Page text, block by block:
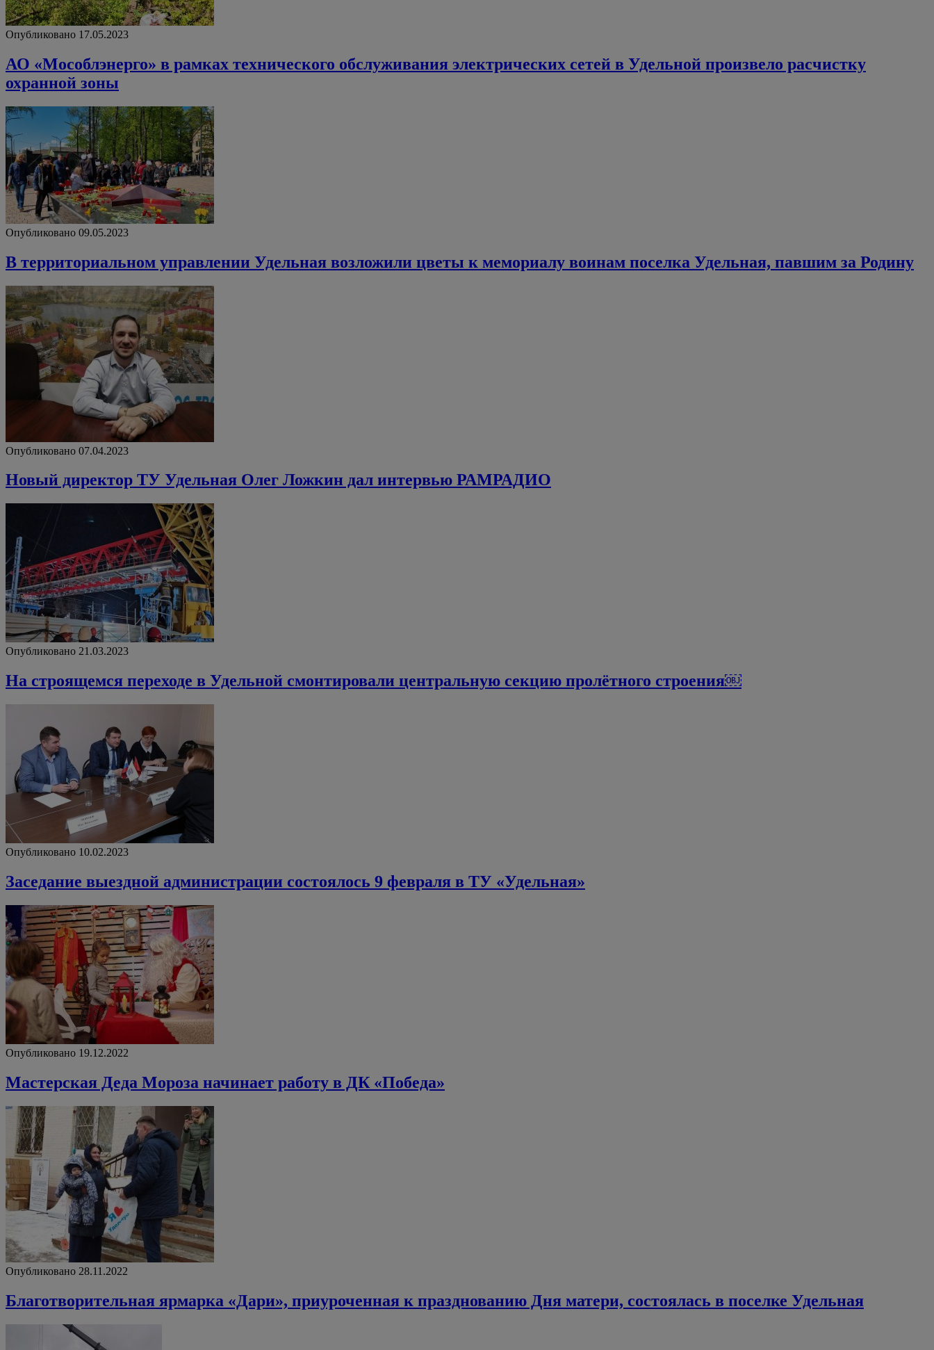
Опубликовано 17.05.2023
АО «Мособлэнерго» в рамках технического обслуживания электрических сетей в Удельной произвело расчистку
охранной зоны
Опубликовано 09.05.2023
В территориальном управлении Удельная возложили цветы к мемориалу воинам поселка Удельная, павшим за Родину
Опубликовано 07.04.2023
Новый директор ТУ Удельная Олег Ложкин дал интервью РАМРАДИО
Опубликовано 21.03.2023
На строящемся переходе в Удельной смонтировали центральную секцию пролётного строения￼
Опубликовано 10.02.2023
Заседание выездной администрации состоялось 9 февраля в ТУ «Удельная»
Опубликовано 19.12.2022
Мастерская Деда Мороза начинает работу в ДК «Победа»
Опубликовано 28.11.2022
Благотворительная ярмарка «Дари», приуроченная к празднованию Дня матери, состоялась в поселке Удельная